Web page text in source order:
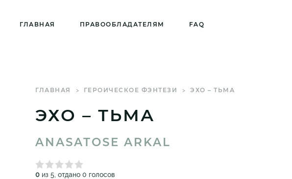
ГЛАВНАЯ ПРАВООБЛАДАТЕЛЯМ FAQ
ГЛАВНАЯ ГЕРОИЧЕСКОЕ ФЭНТЕЗИ ЭХО – ТЬМА
ЭХО – ТЬМА
ANASATOSE ARKAL
0 из 5, отдано 0 голосов